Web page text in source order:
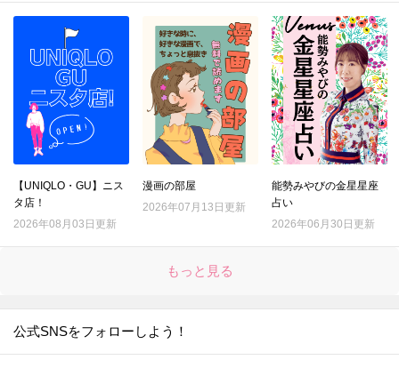
【UNIQLO・GU】ニス
タ店！
2026年08月03日更新
漫画の部屋
2026年07月13日更新
能勢みやびの金星星座
占い
2026年06月30日更新
もっと見る
公式SNSをフォローしよう！